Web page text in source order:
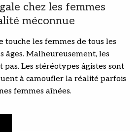
chez les femmes
méconnue
touche les femmes de tous les
âges. Malheureusement, les
pas. Les stéréotypes âgistes sont
à camoufler la réalité parfois
femmes aînées.